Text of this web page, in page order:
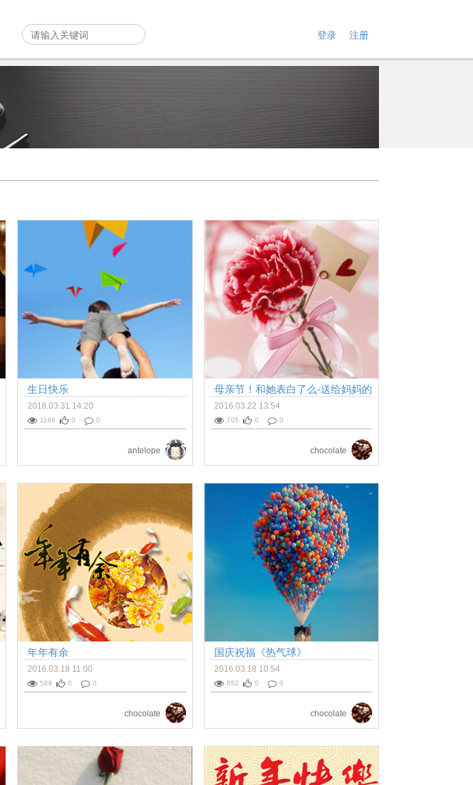
登录 注册
生日快乐
2016.03.31 14:20
1186 0 0
antelope
母亲节！和她表白了么-送给妈妈的
贺卡
2016.03.22 13:54
705 0 0
chocolate
年年有余
2016.03.18 11:00
589 0 0
chocolate
国庆祝福《热气球》
2016.03.18 10:54
852 0 0
chocolate